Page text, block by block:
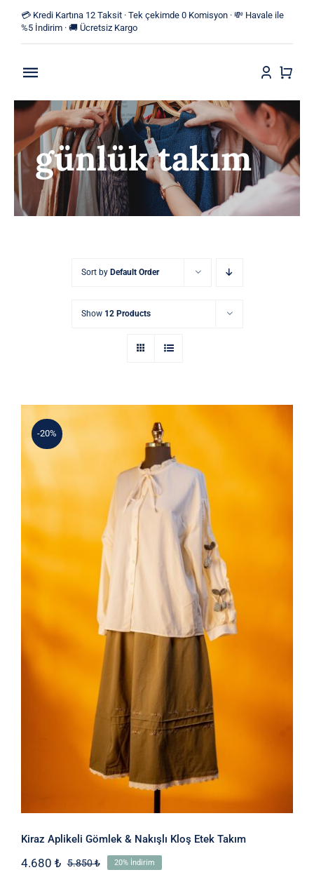
content
💳 Kredi Kartına 12 Taksit · Tek çekimde 0 Komisyon · 💸 Havale ile
%5 İndirim · 🚚 Ücretsiz Kargo
Toggle
Navigation
Anasayfa
Mağaza
Yeni Ürünler
günlük takım
Sort by Default Order
Show 12 Products
-20%
Kiraz Aplikeli Gömlek & Nakışlı Kloş
Etek Takım
Kiraz Aplikeli Gömlek & Nakışlı Kloş Etek Takım
5.850₺Orijinal
4.680 ₺
Şu 20% İndirim